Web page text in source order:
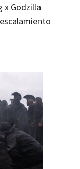
x Godzilla